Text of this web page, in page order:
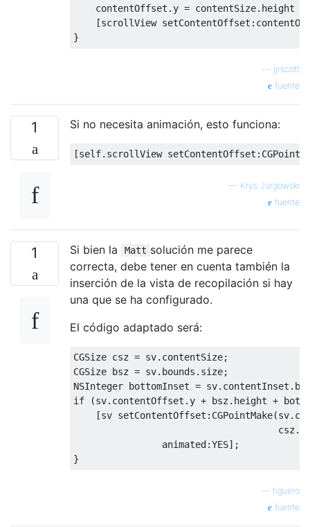
    contentOffset
. y = contentSize. height
[scrollView setContentOffset :
}
jjrscott
fuente
1 Si no necesita animación, esto funciona:
[self. scrollView setContentOffset :
— Krys Jurgowski
fuente
1 Si bien la Matt solución me parece
correcta, debe tener en cuenta también la
inserción de la vista de recopilación si hay
una que se ha configurado.
El código adaptado será:
CGSize csz = sv. contentSize;
CGSize bsz = sv. bounds . size;
NSInteger bottomInset = sv. contentInset .
if
(sv. contentOffset . y + bsz. height +
[sv setContentOffset : CGPointMake(sv.
                                     csz
.
                animated
:YES];
}
tiguero
fuente